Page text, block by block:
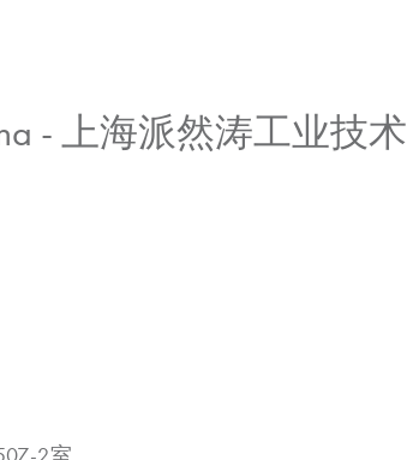
- 上海派然涛工业技术